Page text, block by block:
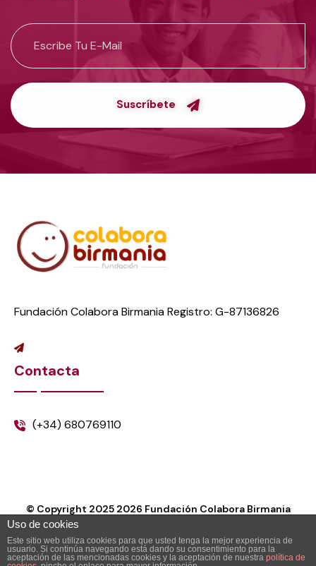
Suscríbete
Fundación Colabora Birmania Registro: G-87136826
Contacta
(+34) 680769110
© Copyright 2025 2026 Fundación Colabora Birmania
Uso de cookies
Este sitio web utiliza cookies para que usted tenga la mejor experiencia de
usuario. Si continúa navegando está dando su consentimiento para la
aceptación de las mencionadas cookies y la aceptación de nuestra política de